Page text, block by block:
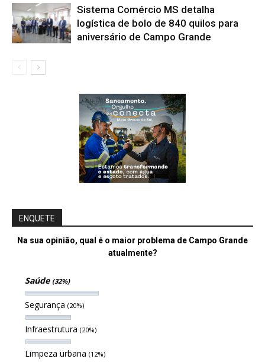
Sistema Comércio MS detalha
logística de bolo de 840 quilos para
aniversário de Campo Grande
ENQUETE
Na sua opinião, qual é o maior problema de Campo Grande
atualmente?
Saúde (32%)
Segurança (20%)
Infraestrutura (20%)
Limpeza urbana (12%)